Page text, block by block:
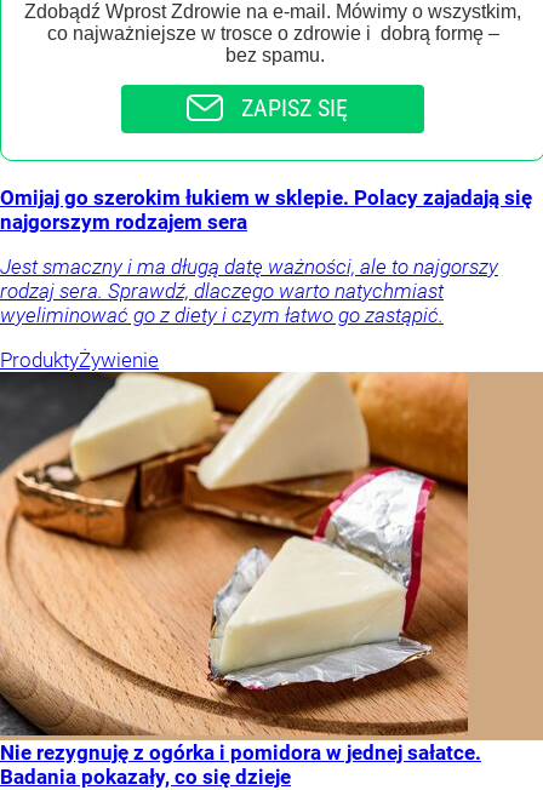
Zdobądź Wprost Zdrowie na e-mail. Mówimy o wszystkim,
co najważniejsze w trosce o zdrowie i dobrą formę –
bez spamu.
ZAPISZ SIĘ
Omijaj go szerokim łukiem w sklepie. Polacy zajadają się
najgorszym rodzajem sera
Jest smaczny i ma długą datę ważności, ale to najgorszy
rodzaj sera. Sprawdź, dlaczego warto natychmiast
wyeliminować go z diety i czym łatwo go zastąpić.
ProduktyŻywienie
Nie rezygnuję z ogórka i pomidora w jednej sałatce.
Badania pokazały, co się dzieje